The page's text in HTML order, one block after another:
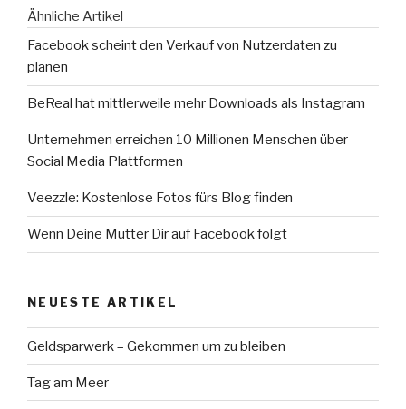
Ähnliche Artikel
Facebook scheint den Verkauf von Nutzerdaten zu
planen
BeReal hat mittlerweile mehr Downloads als Instagram
Unternehmen erreichen 10 Millionen Menschen über
Social Media Plattformen
Veezzle: Kostenlose Fotos fürs Blog finden
Wenn Deine Mutter Dir auf Facebook folgt
NEUESTE ARTIKEL
Geldsparwerk – Gekommen um zu bleiben
Tag am Meer